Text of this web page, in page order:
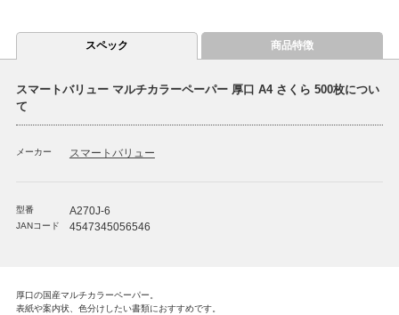
スペック 商品特徴
スマートバリュー マルチカラーペーパー 厚口 A4 さくら 500枚につい
て
メーカー スマートバリュー
型番 A270J-6
JANコード 4547345056546
厚口の国産マルチカラーペーパー。
表紙や案内状、色分けしたい書類におすすめです。